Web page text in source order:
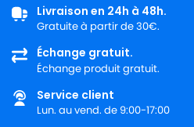
Livraison en 24h à 48h.
Gratuite à partir de 30€.
Échange gratuit.
Échange produit gratuit.
Service client
Lun. au vend. de 9:00-17:00